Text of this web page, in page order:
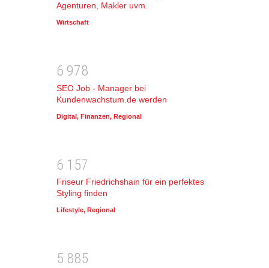
Agenturen, Makler uvm.
Wirtschaft
6 978
SEO Job - Manager bei
Kundenwachstum.de werden
Digital, Finanzen, Regional
6 1 57
Friseur Friedrichshain für ein perfektes
Styling finden
Lifestyle, Regional
5 885